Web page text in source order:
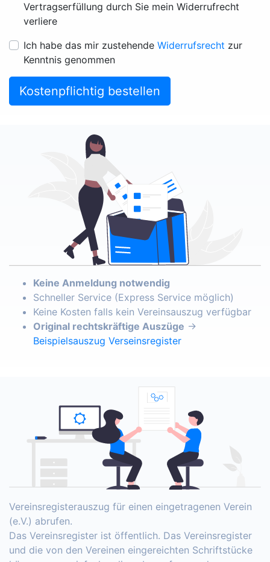
Vertragserfüllung durch Sie mein Widerrufrecht
verliere
Ich habe das mir zustehende Widerrufsrecht zur
Kenntnis genommen
Kostenpflichtig bestellen
Keine Anmeldung notwendig
Schneller Service (Express Service möglich)
Keine Kosten falls kein Vereinsauszug verfügbar
Original rechtskräftige Auszüge →
Beispielsauszug Verseinsregister
Vereinsregisterauszug für einen eingetragenen Verein
(e.V.) abrufen.
Das Vereinsregister ist öffentlich. Das Vereinsregister
und die von den Vereinen eingereichten Schriftstücke